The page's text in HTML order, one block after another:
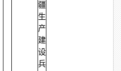
疆
生
产
建
设
兵